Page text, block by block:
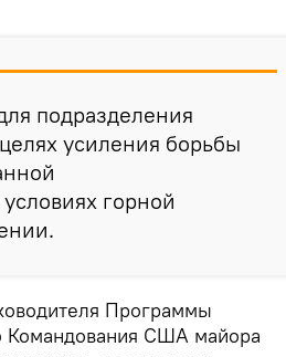
подразделения
усиления борьбы
горной
Программы
Командования США майора